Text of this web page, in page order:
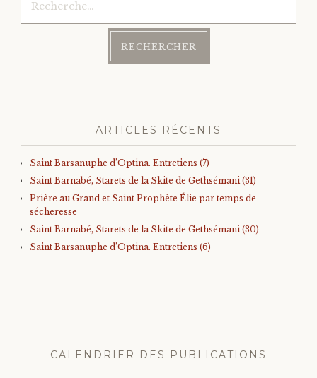
ARTICLES RÉCENTS
Saint Barsanuphe d’Optina. Entretiens (7)
Saint Barnabé, Starets de la Skite de Gethsémani (31)
Prière au Grand et Saint Prophète Élie par temps de
sécheresse
Saint Barnabé, Starets de la Skite de Gethsémani (30)
Saint Barsanuphe d’Optina. Entretiens (6)
CALENDRIER DES PUBLICATIONS